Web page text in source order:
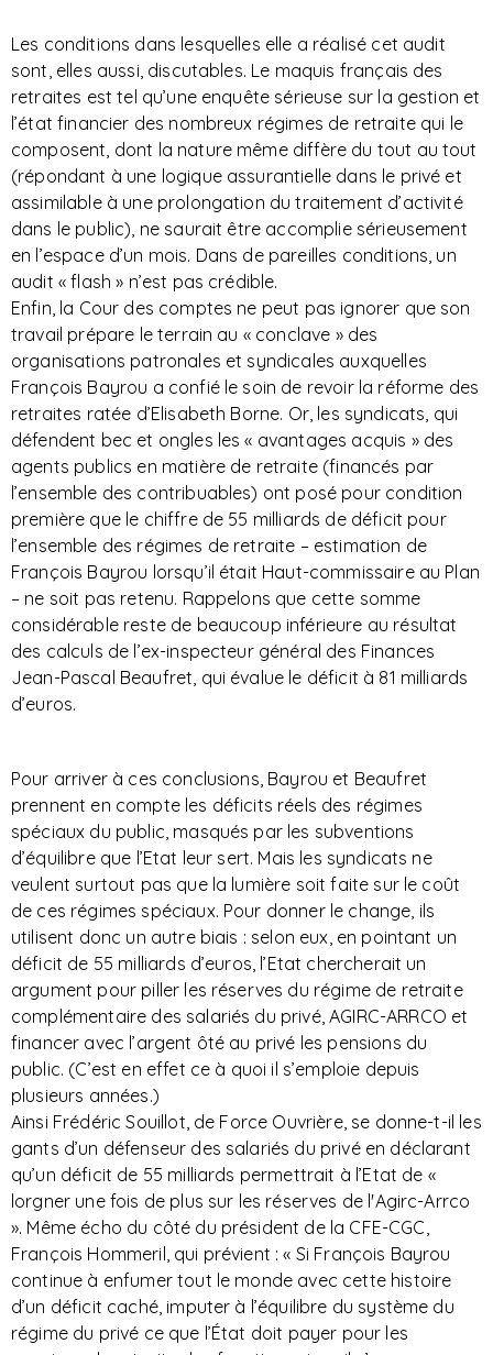
Les conditions dans lesquelles elle a réalisé cet audit
sont, elles aussi, discutables. Le maquis français des
retraites est tel qu’une enquête sérieuse sur la gestion et
l’état financier des nombreux régimes de retraite qui le
composent, dont la nature même diffère du tout au tout
(répondant à une logique assurantielle dans le privé et
assimilable à une prolongation du traitement d’activité
dans le public), ne saurait être accomplie sérieusement
en l’espace d’un mois. Dans de pareilles conditions, un
audit « flash » n’est pas crédible.
Enfin, la Cour des comptes ne peut pas ignorer que son
travail prépare le terrain au « conclave » des
organisations patronales et syndicales auxquelles
François Bayrou a confié le soin de revoir la réforme des
retraites ratée d’Elisabeth Borne. Or, les syndicats, qui
défendent bec et ongles les « avantages acquis » des
agents publics en matière de retraite (financés par
l’ensemble des contribuables) ont posé pour condition
première que le chiffre de 55 milliards de déficit pour
l’ensemble des régimes de retraite – estimation de
François Bayrou lorsqu’il était Haut-commissaire au Plan
– ne soit pas retenu. Rappelons que cette somme
considérable reste de beaucoup inférieure au résultat
des calculs de l’ex-inspecteur général des Finances
Jean-Pascal Beaufret, qui évalue le déficit à 81 milliards
d’euros.
Pour arriver à ces conclusions, Bayrou et Beaufret
prennent en compte les déficits réels des régimes
spéciaux du public, masqués par les subventions
d’équilibre que l’Etat leur sert. Mais les syndicats ne
veulent surtout pas que la lumière soit faite sur le coût
de ces régimes spéciaux. Pour donner le change, ils
utilisent donc un autre biais : selon eux, en pointant un
déficit de 55 milliards d’euros, l’Etat chercherait un
argument pour piller les réserves du régime de retraite
complémentaire des salariés du privé, AGIRC-ARRCO et
financer avec l’argent ôté au privé les pensions du
public. (C’est en effet ce à quoi il s’emploie depuis
plusieurs années.)
Ainsi Frédéric Souillot, de Force Ouvrière, se donne-t-il les
gants d’un défenseur des salariés du privé en déclarant
qu’un déficit de 55 milliards permettrait à l’Etat de «
lorgner une fois de plus sur les réserves de l'Agirc-Arrco
». Même écho du côté du président de la CFE-CGC,
François Hommeril, qui prévient : « Si François Bayrou
continue à enfumer tout le monde avec cette histoire
d’un déficit caché, imputer à l’équilibre du système du
régime du privé ce que l’État doit payer pour les